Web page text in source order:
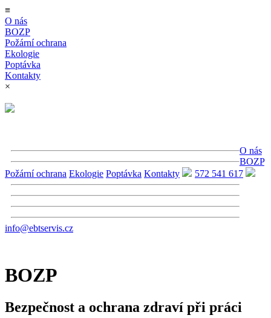
≡
O nás
BOZP
Požární ochrana
Ekologie
Poptávka
Kontakty
×
O nás
BOZP
Požární ochrana Ekologie Poptávka Kontakty 572 541 617
info@ebtservis.cz
BOZP
Bezpečnost a ochrana zdraví při práci